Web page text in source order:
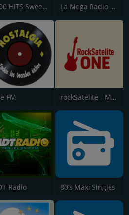
1000 HITS Sweet Radio La Mega Radio 91.7 FM
FM rockSatelite - MadridONE
Radio 80’s Maxi Singles